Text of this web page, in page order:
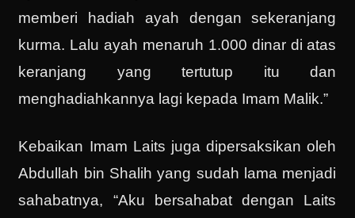
memberi hadiah ayah dengan sekeranjang
kurma. Lalu ayah menaruh 1.000 dinar di atas
keranjang yang tertutup itu dan
menghadiahkannya lagi kepada Imam Malik.”
Kebaikan Imam Laits juga dipersaksikan oleh
Abdullah bin Shalih yang sudah lama menjadi
sahabatnya, “Aku bersahabat dengan Laits